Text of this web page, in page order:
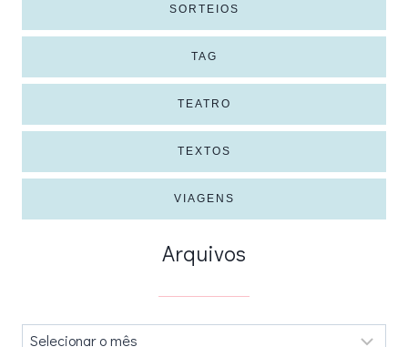
SORTEIOS
TAG
TEATRO
TEXTOS
VIAGENS
Arquivos
Arquivos